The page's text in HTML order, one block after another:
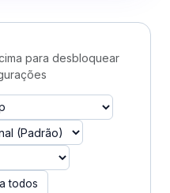
para desbloquear
todos